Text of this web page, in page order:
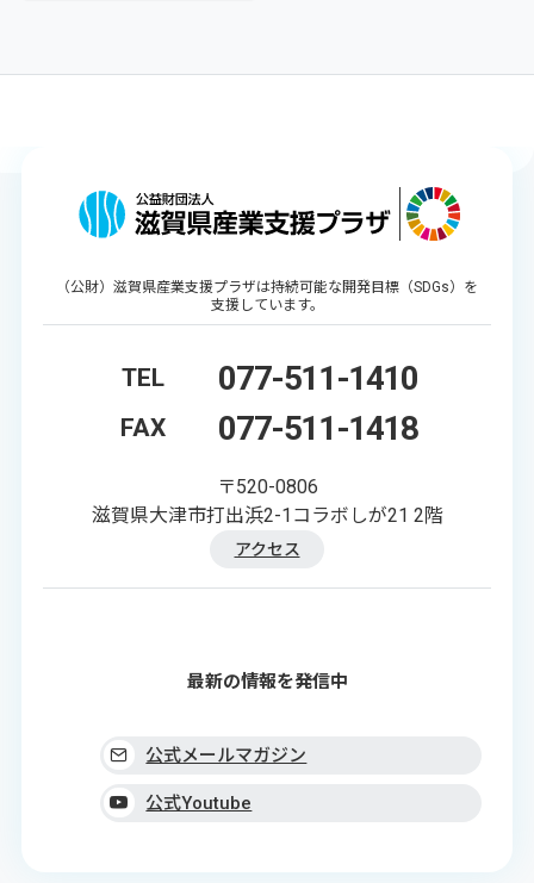
（公財）滋賀県産業支援プラザは持続可能な開発目標（SDGs）を
支援しています。
TEL 077-511-1410
FAX 077-511-1418
〒520-0806
滋賀県大津市打出浜2-1コラボしが21 2階
アクセス
最新の情報を発信中
公式メールマガジン
公式Youtube